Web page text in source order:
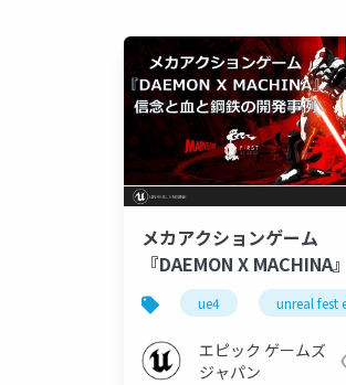
メカアクションゲーム
『DAEMON X MACHINA
血と鋼鉄の開発事例【
FEST EAST 2019】
ue4 unreal fest
エピック ゲームズ
ジャパン